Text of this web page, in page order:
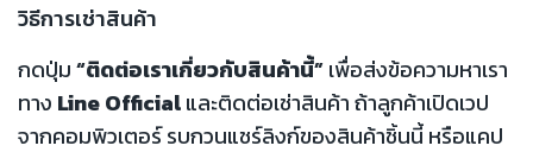
วิธีการเช่าสินค้า
กดปุ่ม“ติดต่อเราเกี่ยวกับสินค้านี้”เพื่อส่งข้อความหาเรา
ทาง Line Officialและติดต่อเช่าสินค้า ถ้าลูกค้าเปิดเวป
จากคอมพิวเตอร์ รบกวนแชร์ลิงก์ของสินค้าชิ้นนี้ หรือแคป